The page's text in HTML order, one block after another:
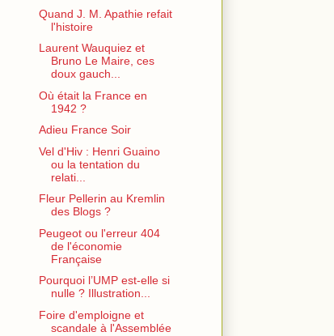
Quand J. M. Apathie refait
l'histoire
Laurent Wauquiez et
Bruno Le Maire, ces
doux gauch...
Où était la France en
1942 ?
Adieu France Soir
Vel d'Hiv : Henri Guaino
ou la tentation du
relati...
Fleur Pellerin au Kremlin
des Blogs ?
Peugeot ou l'erreur 404
de l'économie
Française
Pourquoi l’UMP est-elle si
nulle ? Illustration...
Foire d'emploigne et
scandale à l'Assemblée